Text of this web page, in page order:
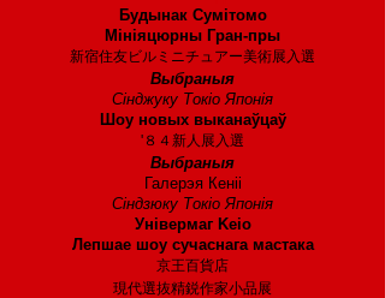
Будынак Сумітомо
Мініяцюрны Гран-пры
新宿住友ビルミニチュアー美術展入選
Выбраныя
Сінджуку Токіо Японія
Шоу новых выканаўцаў
'８４新人展入選
Выбраныя
Галерэя Кеніі
Сіндзюку Токіо Японія
Універмаг Keio
Лепшае шоу сучаснага мастака
京王百貨店
現代選抜精鋭作家小品展